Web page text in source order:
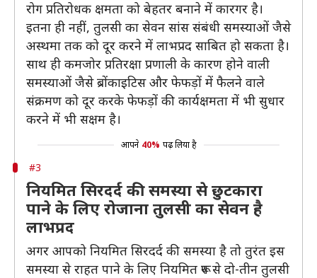
रोग प्रतिरोधक क्षमता को बेहतर बनाने में कारगर है।
इतना ही नहीं, तुलसी का सेवन सांस संबंधी समस्याओं जैसे
अस्थमा तक को दूर करने में लाभप्रद साबित हो सकता है।
साथ ही कमजोर प्रतिरक्षा प्रणाली के कारण होने वाली
समस्याओं जैसे ब्रोंकाइटिस और फेफड़ों में फैलने वाले
संक्रमण को दूर करके फेफड़ों की कार्यक्षमता में भी सुधार
करने में भी सक्षम है।
आपने 40% पढ़ लिया है
#3
नियमित सिरदर्द की समस्या से छुटकारा
पाने के लिए रोजाना तुलसी का सेवन है
लाभप्रद
अगर आपको नियमित सिरदर्द की समस्या है तो तुरंत इस
समस्या से राहत पाने के लिए नियमित रूप से दो-तीन तुलसी